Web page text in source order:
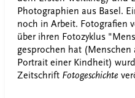
Photographien aus Basel.
noch in Arbeit. Fotografien
über ihren Fotozyklus
gesprochen hat (Menschen
Portrait einer Kindheit)
Zeitschrift Fotogeschichte